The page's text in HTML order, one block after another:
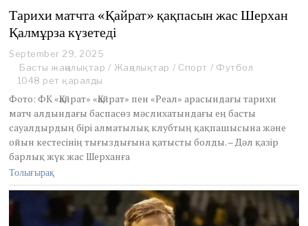
Тарихи матчта «Қайрат» қақпасын жас Шерхан
Қалмұрза күзетеді
September 29, 2025
Басты жаңалықтар / Жаңалықтар / Спорт / Футбол
1048 рет қаралды
Фото: ФК «Қайрат» «Қайрат» пен «Реал» арасындағы тарихи
матч алдындағы баспасөз мәслихатындағы ең басты
сауалдырдың бірі алматылық клубтың қақпашысына және
ойын кестесінің тығыздығына қатысты болды. – Дәл қазір
барлық жүк жас Шерханға
Толығырақ